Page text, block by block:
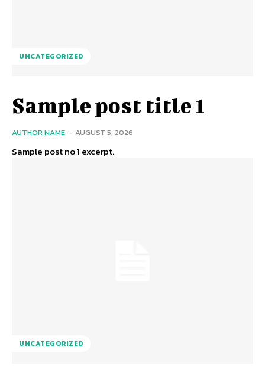
UNCATEGORIZED
Sample post title 1
AUTHOR NAME - AUGUST 5, 2026
Sample post no 1 excerpt.
UNCATEGORIZED